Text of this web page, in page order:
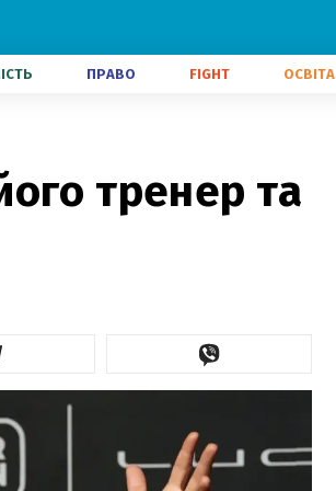
ПРАВО FIGHT ОСВІТА
тренер та